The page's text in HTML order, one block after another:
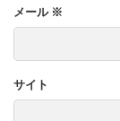
メール ※
サイト